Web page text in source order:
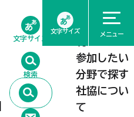
文字サイズ
検索
文字サイズ
メニュー
相談したい
参加したい
分野で探す
社協につい
て